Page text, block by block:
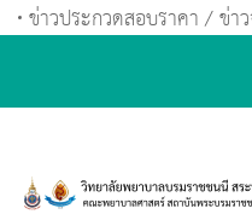
ข่าวประกวดสอบราคา / ข่า